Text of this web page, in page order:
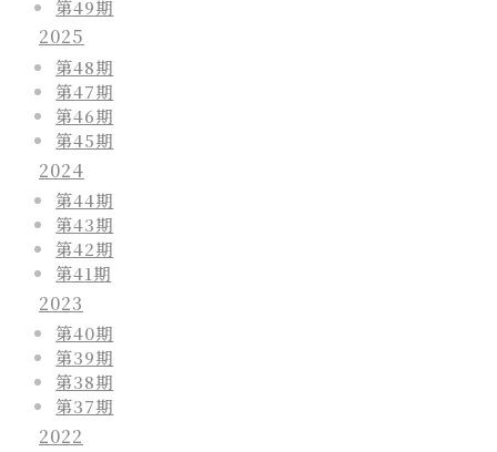
第49期
2025
第48期
第47期
第46期
第45期
2024
第44期
第43期
第42期
第41期
2023
第40期
第39期
第38期
第37期
2022